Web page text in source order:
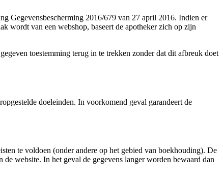
Gegevensbescherming 2016/679 van 27 april 2016. Indien er
wordt van een webshop, baseert de apotheker zich op zijn
toestemming terug in te trekken zonder dat dit afbreuk doet
doeleinden. In voorkomend geval garandeert de
te voldoen (onder andere op het gebied van boekhouding). De
website. In het geval de gegevens langer worden bewaard dan